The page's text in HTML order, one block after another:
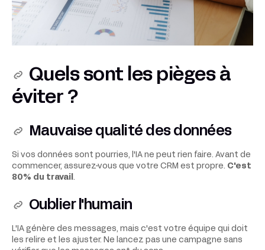
Quels sont les pièges à
éviter ?
Mauvaise qualité des données
Si vos données sont pourries, l'IA ne peut rien faire. Avant de
commencer, assurez-vous que votre CRM est propre. C'est
80% du travail
Oublier l'humain
L'IA génère des messages, mais c'est votre équipe qui doit
les relire et les ajuster. Ne lancez pas une campagne sans